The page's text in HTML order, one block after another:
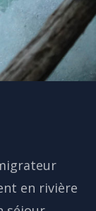
en rivière